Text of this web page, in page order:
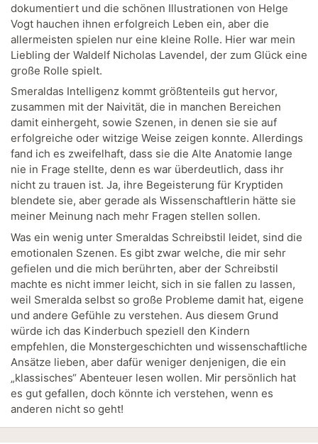
dokumentiert und die schönen Illustrationen von Helge
Vogt hauchen ihnen erfolgreich Leben ein, aber die
allermeisten spielen nur eine kleine Rolle. Hier war mein
Liebling der Waldelf Nicholas Lavendel, der zum Glück eine
große Rolle spielt.
Smeraldas Intelligenz kommt größtenteils gut hervor,
zusammen mit der Naivität, die in manchen Bereichen
damit einhergeht, sowie Szenen, in denen sie sie auf
erfolgreiche oder witzige Weise zeigen konnte. Allerdings
fand ich es zweifelhaft, dass sie die Alte Anatomie lange
nie in Frage stellte, denn es war überdeutlich, dass ihr
nicht zu trauen ist. Ja, ihre Begeisterung für Kryptiden
blendete sie, aber gerade als Wissenschaftlerin hätte sie
meiner Meinung nach mehr Fragen stellen sollen.
Was ein wenig unter Smeraldas Schreibstil leidet, sind die
emotionalen Szenen. Es gibt zwar welche, die mir sehr
gefielen und die mich berührten, aber der Schreibstil
machte es nicht immer leicht, sich in sie fallen zu lassen,
weil Smeralda selbst so große Probleme damit hat, eigene
und andere Gefühle zu verstehen. Aus diesem Grund
würde ich das Kinderbuch speziell den Kindern
empfehlen, die Monstergeschichten und wissenschaftliche
Ansätze lieben, aber dafür weniger denjenigen, die ein
„klassisches“ Abenteuer lesen wollen. Mir persönlich hat
es gut gefallen, doch könnte ich verstehen, wenn es
anderen nicht so geht!